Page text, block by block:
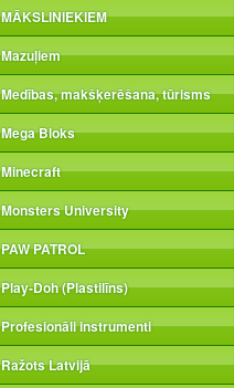
MĀKSLINIEKIEM
Mazuļiem
Medības, makšķerēšana, tūrisms
Mega Bloks
Minecraft
Monsters University
PAW PATROL
Play-Doh (Plastilīns)
Profesionāli instrumenti
Ražots Latvijā